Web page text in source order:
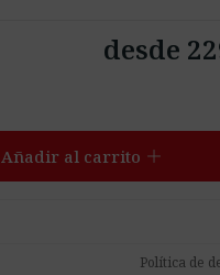
desde
Añadir al carrito add
Política de